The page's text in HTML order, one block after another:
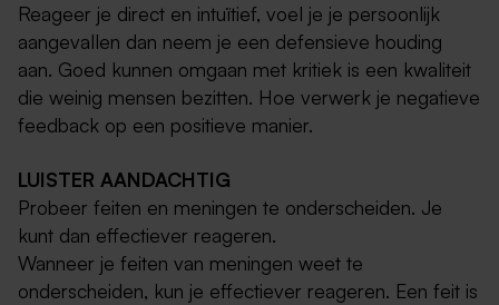
Reageer je direct en intuïtief, voel je je persoonlijk
aangevallen dan neem je een defensieve houding
aan. Goed kunnen omgaan met kritiek is een kwaliteit
die weinig mensen bezitten. Hoe verwerk je negatieve
feedback op een positieve manier.
LUISTER AANDACHTIG
Probeer feiten en meningen te onderscheiden. Je
kunt dan effectiever reageren.
Wanneer je feiten van meningen weet te
onderscheiden, kun je effectiever reageren. Een feit is